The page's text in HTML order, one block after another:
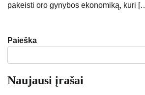
pakeisti oro gynybos ekonomiką, kuri
Paieška
Naujausi įrašai